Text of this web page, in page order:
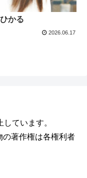
かる
2026.06.17
ています。
著作権は各権利者